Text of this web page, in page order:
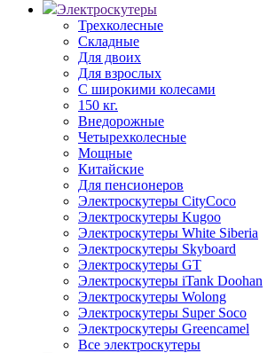
Электроскутеры
Трехколесные
Складные
Для двоих
Для взрослых
С широкими колесами
150 кг.
Внедорожные
Четырехколесные
Мощные
Китайские
Для пенсионеров
Электроскутеры CityCoco
Электроскутеры Kugoo
Электроскутеры White Siberia
Электроскутеры Skyboard
Электроскутеры GT
Электроскутеры iTank Doohan
Электроскутеры Wolong
Электроскутеры Super Soco
Электроскутеры Greencamel
Все электроскутеры